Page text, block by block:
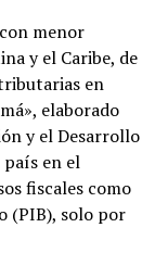
menor
y el Caribe, de
en
elaborado
y el Desarrollo
en el
fiscales como
(PIB), solo por